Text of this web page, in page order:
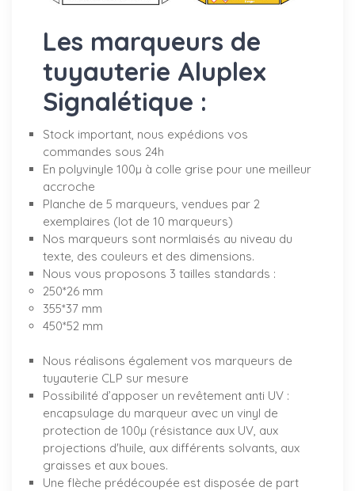
Les marqueurs de
tuyauterie Aluplex
Signalétique :
Stock important, nous expédions vos
commandes sous 24h
En polyvinyle 100µ à colle grise pour une meilleur
accroche
Planche de 5 marqueurs, vendues par 2
exemplaires (lot de 10 marqueurs)
Nos marqueurs sont normlaisés au niveau du
texte, des couleurs et des dimensions.
Nous vous proposons 3 tailles standards :
250*26 mm
355*37 mm
450*52 mm
Nous réalisons également vos marqueurs de
tuyauterie CLP sur mesure
Possibilité d’apposer un revêtement anti UV :
encapsulage du marqueur avec un vinyl de
protection de 100µ (résistance aux UV, aux
projections d'huile, aux différents solvants, aux
graisses et aux boues.
Une flèche prédécoupée est disposée de part